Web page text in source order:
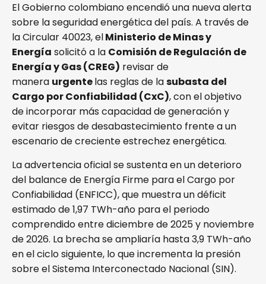
El Gobierno colombiano encendió una nueva alerta
sobre la seguridad energética del país. A través de
la Circular 40023, elMinisterio de Minas y
Energía solicitó a la Comisión de Regulación de
Energía y Gas (CREG) revisar de
manera urgentelas reglas de lasubasta del
Cargo por Confiabilidad (CxC), con el objetivo
de incorporar más capacidad de generación y
evitar riesgos de desabastecimiento frente a un
escenario de creciente estrechez energética.
La advertencia oficial se sustenta en un deterioro
del balance de Energía Firme para el Cargo por
Confiabilidad (ENFICC), que muestra un déficit
estimado de 1,97 TWh-año para el periodo
comprendido entre diciembre de 2025 y noviembre
de 2026. La brecha se ampliaría hasta 3,9 TWh-año
en el ciclo siguiente, lo que incrementa la presión
sobre el Sistema Interconectado Nacional (SIN).